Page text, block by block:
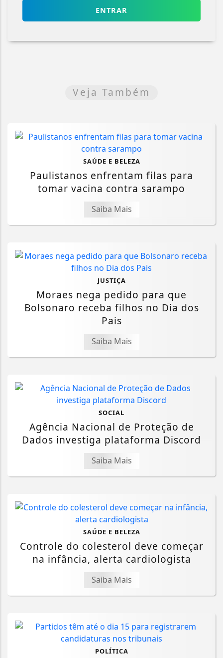
ENTRAR
Veja Também
SAÚDE E BELEZA
Paulistanos enfrentam filas para
tomar vacina contra sarampo
Saiba Mais
JUSTIÇA
Moraes nega pedido para que
Bolsonaro receba filhos no Dia dos
Pais
Saiba Mais
SOCIAL
Agência Nacional de Proteção de
Dados investiga plataforma Discord
Saiba Mais
SAÚDE E BELEZA
Controle do colesterol deve começar
na infância, alerta cardiologista
Saiba Mais
POLÍTICA